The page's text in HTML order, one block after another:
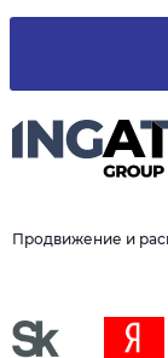
Продвижение и